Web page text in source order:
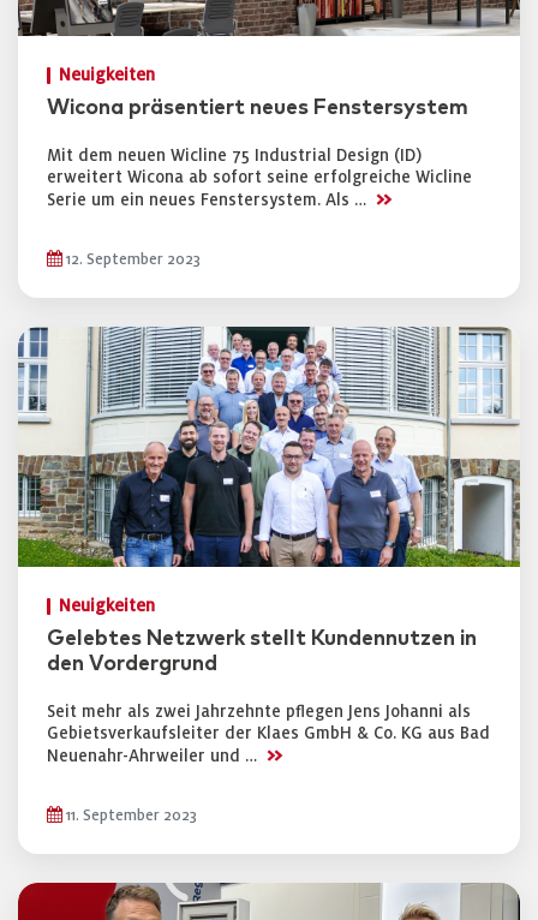
Neuigkeiten
Wicona präsentiert neues Fenstersystem
Mit dem neuen Wicline 75 Industrial Design (ID)
erweitert Wicona ab sofort seine erfolgreiche Wicline
Serie um ein neues Fenstersystem. Als … >>
12. September 2023
Neuigkeiten
Gelebtes Netzwerk stellt Kundennutzen in
den Vordergrund
Seit mehr als zwei Jahrzehnte pflegen Jens Johanni als
Gebietsverkaufsleiter der Klaes GmbH & Co. KG aus Bad
Neuenahr-Ahrweiler und … >>
11. September 2023